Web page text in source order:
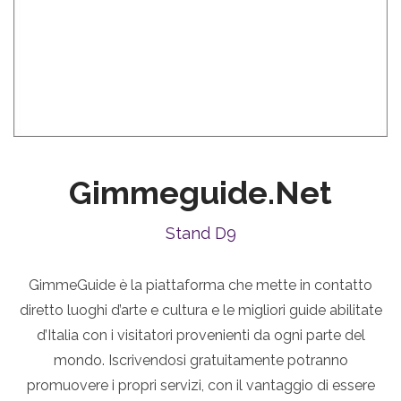
Gimmeguide.net
Stand D9
GimmeGuide è la piattaforma che mette in contatto
diretto luoghi d’arte e cultura e le migliori guide abilitate
d’Italia con i visitatori provenienti da ogni parte del
mondo. Iscrivendosi gratuitamente potranno
promuovere i propri servizi, con il vantaggio di essere